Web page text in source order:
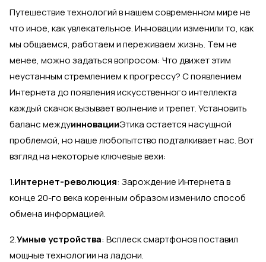
Путешествие технологий в нашем современном мире не
что иное, как увлекательное. Инновации изменили то, как
мы общаемся, работаем и переживаем жизнь. Тем не
менее, можно задаться вопросом: Что движет этим
неустанным стремлением к прогрессу? С появлением
Интернета до появления искусственного интеллекта
каждый скачок вызывает волнение и трепет. Установить
баланс междуинновацииЭтика остается насущной
проблемой, но наше любопытство подталкивает нас. Вот
взгляд на некоторые ключевые вехи:
1.Интернет-революция: Зарождение Интернета в
конце 20-го века коренным образом изменило способ
обмена информацией.
2.Умные устройства: Всплеск смартфонов поставил
мощные технологии на ладони.